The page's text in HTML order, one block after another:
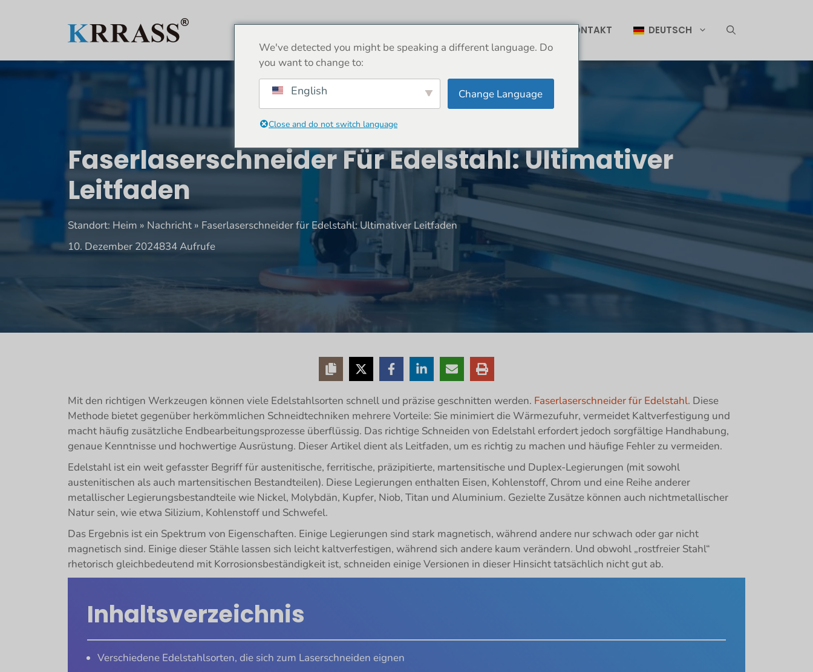
KONTAKT DEUTSCH
Faserlaserschneider Für Edelstahl: Ultimativer
Leitfaden
Standort: Heim » Nachricht » Faserlaserschneider für Edelstahl: Ultimativer Leitfaden
10. Dezember 2024834 Aufrufe
Mit den richtigen Werkzeugen können viele Edelstahlsorten schnell und präzise geschnitten werden. Faserlaserschneider für Edelstahl. Diese
Methode bietet gegenüber herkömmlichen Schneidtechniken mehrere Vorteile: Sie minimiert die Wärmezufuhr, vermeidet Kaltverfestigung und
macht häufig zusätzliche Endbearbeitungsprozesse überflüssig. Das richtige Schneiden von Edelstahl erfordert jedoch sorgfältige Handhabung,
genaue Kenntnisse und hochwertige Ausrüstung. Dieser Artikel dient als Leitfaden, um es richtig zu machen und häufige Fehler zu vermeiden.
Edelstahl ist ein weit gefasster Begriff für austenitische, ferritische, präzipitierte, martensitische und Duplex-Legierungen (mit sowohl
austenitischen als auch martensitischen Bestandteilen). Diese Legierungen enthalten Eisen, Kohlenstoff, Chrom und eine Reihe anderer
metallischer Legierungsbestandteile wie Nickel, Molybdän, Kupfer, Niob, Titan und Aluminium. Gezielte Zusätze können auch nichtmetallischer
Natur sein, wie etwa Silizium, Kohlenstoff und Schwefel.
Das Ergebnis ist ein Spektrum von Eigenschaften. Einige Legierungen sind stark magnetisch, während andere nur schwach oder gar nicht
magnetisch sind. Einige dieser Stähle lassen sich leicht kaltverfestigen, während sich andere kaum verändern. Und obwohl „rostfreier Stahl“
rhetorisch gleichbedeutend mit Korrosionsbeständigkeit ist, schneiden einige Versionen in dieser Hinsicht tatsächlich nicht gut ab.
Inhaltsverzeichnis
Verschiedene Edelstahlsorten, die sich zum Laserschneiden eignen
We've detected you might be speaking a different language. Do
you want to change to:
English Change Language
Close and do not switch language